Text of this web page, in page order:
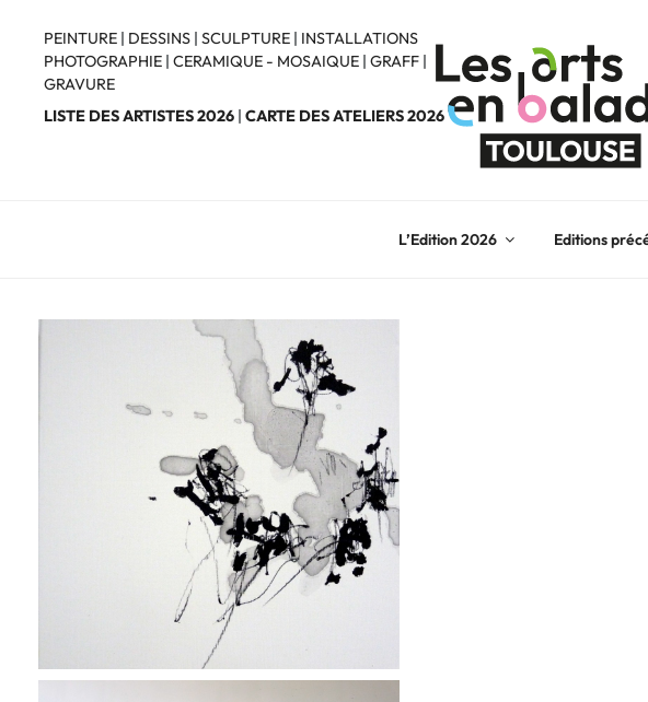
contenu
principal
PEINTURE | DESSINS | SCULPTURE | INSTALLATIONS
PHOTOGRAPHIE | CERAMIQUE - MOSAIQUE | GRAFF |
GRAVURE
LISTE DES ARTISTES 2026 | CARTE DES ATELIERS 2026
L’Edition 2026 Editions